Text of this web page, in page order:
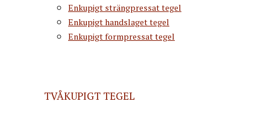
Enkupigt strängpressat tegel
Enkupigt handslaget tegel
Enkupigt formpressat tegel
TVÅKUPIGT TEGEL